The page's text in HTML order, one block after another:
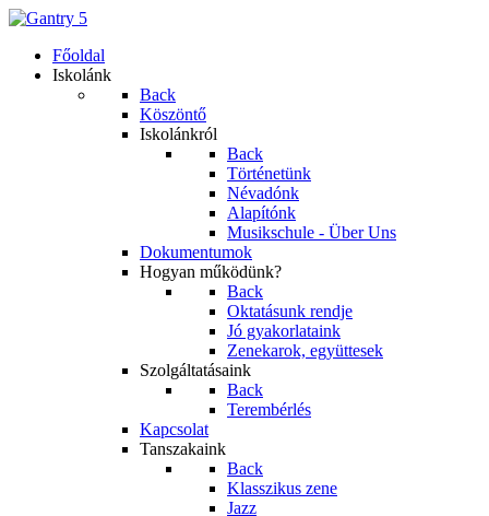
Főoldal
Iskolánk
Back
Köszöntő
Iskolánkról
Back
Történetünk
Névadónk
Alapítónk
Musikschule - Über Uns
Dokumentumok
Hogyan működünk?
Back
Oktatásunk rendje
Jó gyakorlataink
Zenekarok, együttesek
Szolgáltatásaink
Back
Terembérlés
Kapcsolat
Tanszakaink
Back
Klasszikus zene
Jazz